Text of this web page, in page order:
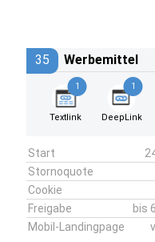
35 Werbemittel
1
Textlink
1
DeepLink
Start
Stornoquote
Cookie
Freigabe
bis
Mobil-Landingpage